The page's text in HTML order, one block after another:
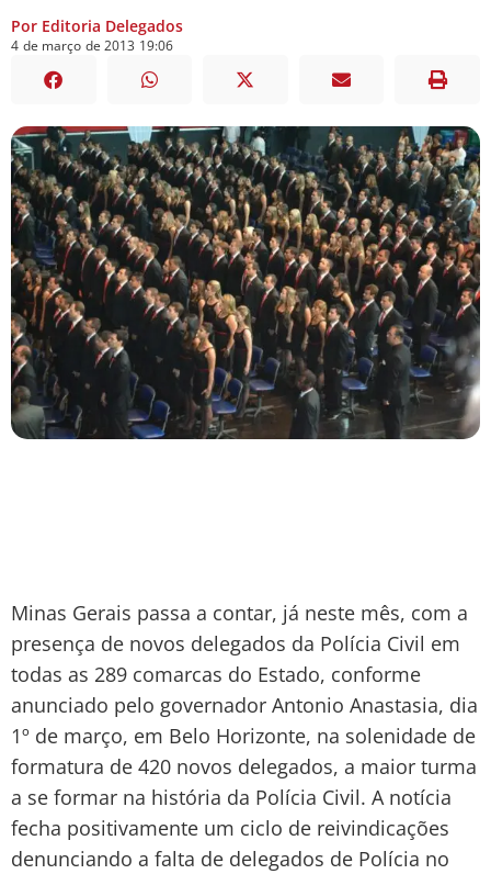
Por Editoria Delegados
4 de março de 2013 19:06
Minas Gerais passa a contar, já neste mês, com a
presença de novos delegados da Polícia Civil em
todas as 289 comarcas do Estado, conforme
anunciado pelo governador Antonio Anastasia, dia
1º de março, em Belo Horizonte, na solenidade de
formatura de 420 novos delegados, a maior turma
a se formar na história da Polícia Civil. A notícia
fecha positivamente um ciclo de reivindicações
denunciando a falta de delegados de Polícia no